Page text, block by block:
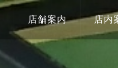
店舗案内 店内